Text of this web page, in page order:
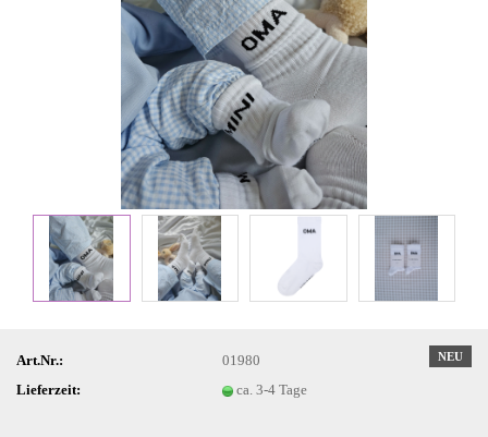
NEU
Art.Nr.:
01980
Lieferzeit:
ca. 3-4 Tage